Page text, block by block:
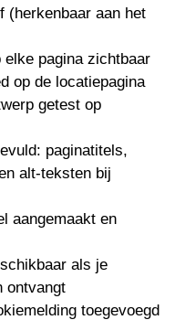
(herkenbaar aan het
pagina zichtbaar
op de locatiepagina
getest op
paginatitels,
alt-teksten bij
aangemaakt en
als je
ontvangt
toegevoegd